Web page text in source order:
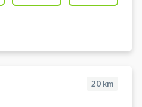
20 km